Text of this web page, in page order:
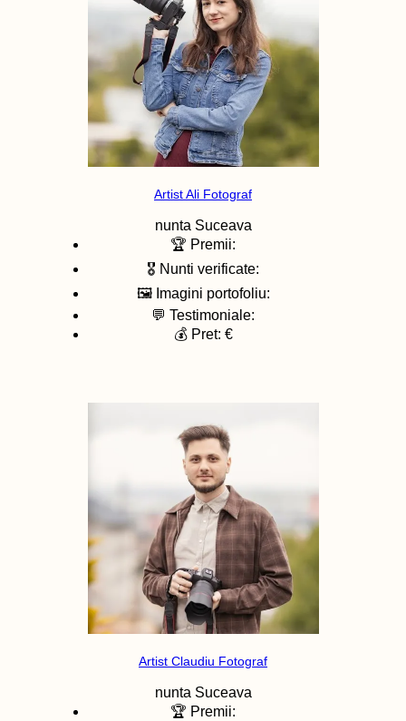
Artist Ali Fotograf
nunta Suceava
🏆 Premii:
🎖️ Nunti verificate:
🖼️ Imagini portofoliu:
💬 Testimoniale:
💰 Pret: €
Artist Claudiu Fotograf
nunta Suceava
🏆 Premii: